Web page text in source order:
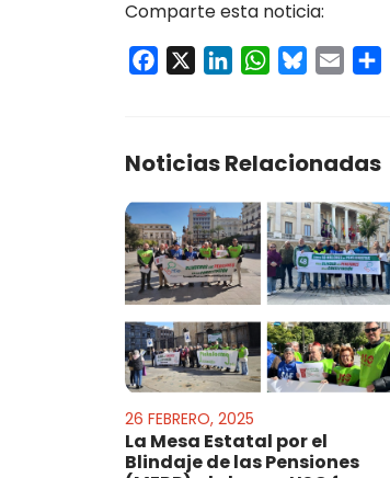
Comparte esta noticia:
Facebook LinkedInWhatsApp
Bluesky
Email
Noticias Relacionadas
26 FEBRERO, 2025
La Mesa Estatal por el
Blindaje de las Pensiones